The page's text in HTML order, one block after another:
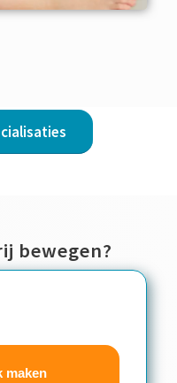
bewegen?
maken